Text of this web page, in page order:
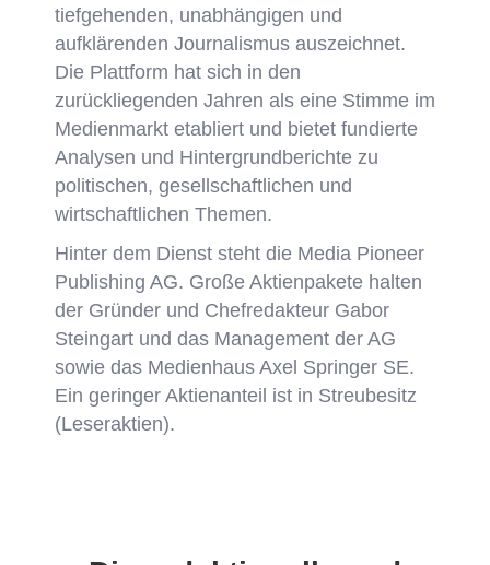
tiefgehenden, unabhängigen und
aufklärenden Journalismus auszeichnet.
Die Plattform hat sich in den
zurückliegenden Jahren als eine Stimme im
Medienmarkt etabliert und bietet fundierte
Analysen und Hintergrundberichte zu
politischen, gesellschaftlichen und
wirtschaftlichen Themen.
Hinter dem Dienst steht die Media Pioneer
Publishing AG. Große Aktienpakete halten
der Gründer und Chefredakteur Gabor
Steingart und das Management der AG
sowie das Medienhaus Axel Springer SE.
Ein geringer Aktienanteil ist in Streubesitz
(Leseraktien).